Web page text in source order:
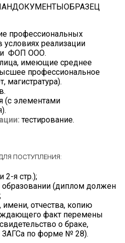
ДОКУМЕНТЫОБРАЗЕЦ
профессиональных
условиях реализации
и ФОП ООО.
лица, имеющие среднее
профессиональное
магистратура).
(с элементами
тестирование.
ПОСТУПЛЕНИЯ:
2-я стр.);
образовании (диплом должен
отчества, копию
факт перемены
о браке,
ЗАГСа по форме № 28).